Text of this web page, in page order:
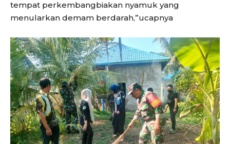
tempat perkembangbiakan nyamuk yang
menularkan demam berdarah,”ucapnya